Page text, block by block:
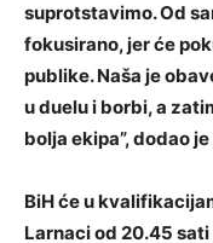
suprotstavimo. Od
fokusirano, jer će
publike. Naša je
u duelu i borbi, a
bolja ekipa”, dodao
BiH će u
Larnaci od 20.45